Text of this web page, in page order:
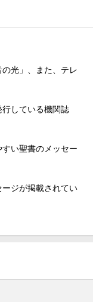
光」、また、テレ
している機関誌
い聖書のメッセー
ジが掲載されてい